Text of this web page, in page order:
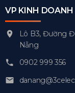
VP KINH
Lô B3, Đường
Nẵng
0902 999 356